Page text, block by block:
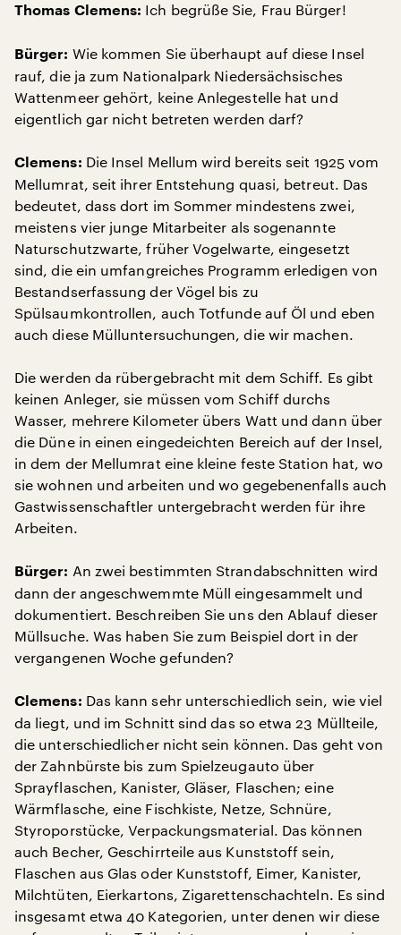
Thomas Clemens: Ich begrüße Sie, Frau Bürger!
Bürger: Wie kommen Sie überhaupt auf diese Insel
rauf, die ja zum Nationalpark Niedersächsisches
Wattenmeer gehört, keine Anlegestelle hat und
eigentlich gar nicht betreten werden darf?
Clemens: Die Insel Mellum wird bereits seit 1925 vom
Mellumrat, seit ihrer Entstehung quasi, betreut. Das
bedeutet, dass dort im Sommer mindestens zwei,
meistens vier junge Mitarbeiter als sogenannte
Naturschutzwarte, früher Vogelwarte, eingesetzt
sind, die ein umfangreiches Programm erledigen von
Bestandserfassung der Vögel bis zu
Spülsaumkontrollen, auch Totfunde auf Öl und eben
auch diese Mülluntersuchungen, die wir machen.
Die werden da rübergebracht mit dem Schiff. Es gibt
keinen Anleger, sie müssen vom Schiff durchs
Wasser, mehrere Kilometer übers Watt und dann über
die Düne in einen eingedeichten Bereich auf der Insel,
in dem der Mellumrat eine kleine feste Station hat, wo
sie wohnen und arbeiten und wo gegebenenfalls auch
Gastwissenschaftler untergebracht werden für ihre
Arbeiten.
Bürger: An zwei bestimmten Strandabschnitten wird
dann der angeschwemmte Müll eingesammelt und
dokumentiert. Beschreiben Sie uns den Ablauf dieser
Müllsuche. Was haben Sie zum Beispiel dort in der
vergangenen Woche gefunden?
Clemens: Das kann sehr unterschiedlich sein, wie viel
da liegt, und im Schnitt sind das so etwa 23 Müllteile,
die unterschiedlicher nicht sein können. Das geht von
der Zahnbürste bis zum Spielzeugauto über
Sprayflaschen, Kanister, Gläser, Flaschen; eine
Wärmflasche, eine Fischkiste, Netze, Schnüre,
Styroporstücke, Verpackungsmaterial. Das können
auch Becher, Geschirrteile aus Kunststoff sein,
Flaschen aus Glas oder Kunststoff, Eimer, Kanister,
Milchtüten, Eierkartons, Zigarettenschachteln. Es sind
insgesamt etwa 40 Kategorien, unter denen wir diese